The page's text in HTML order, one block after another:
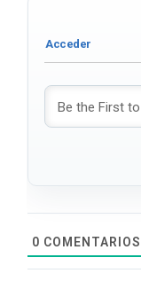
0 COMENTARIOS